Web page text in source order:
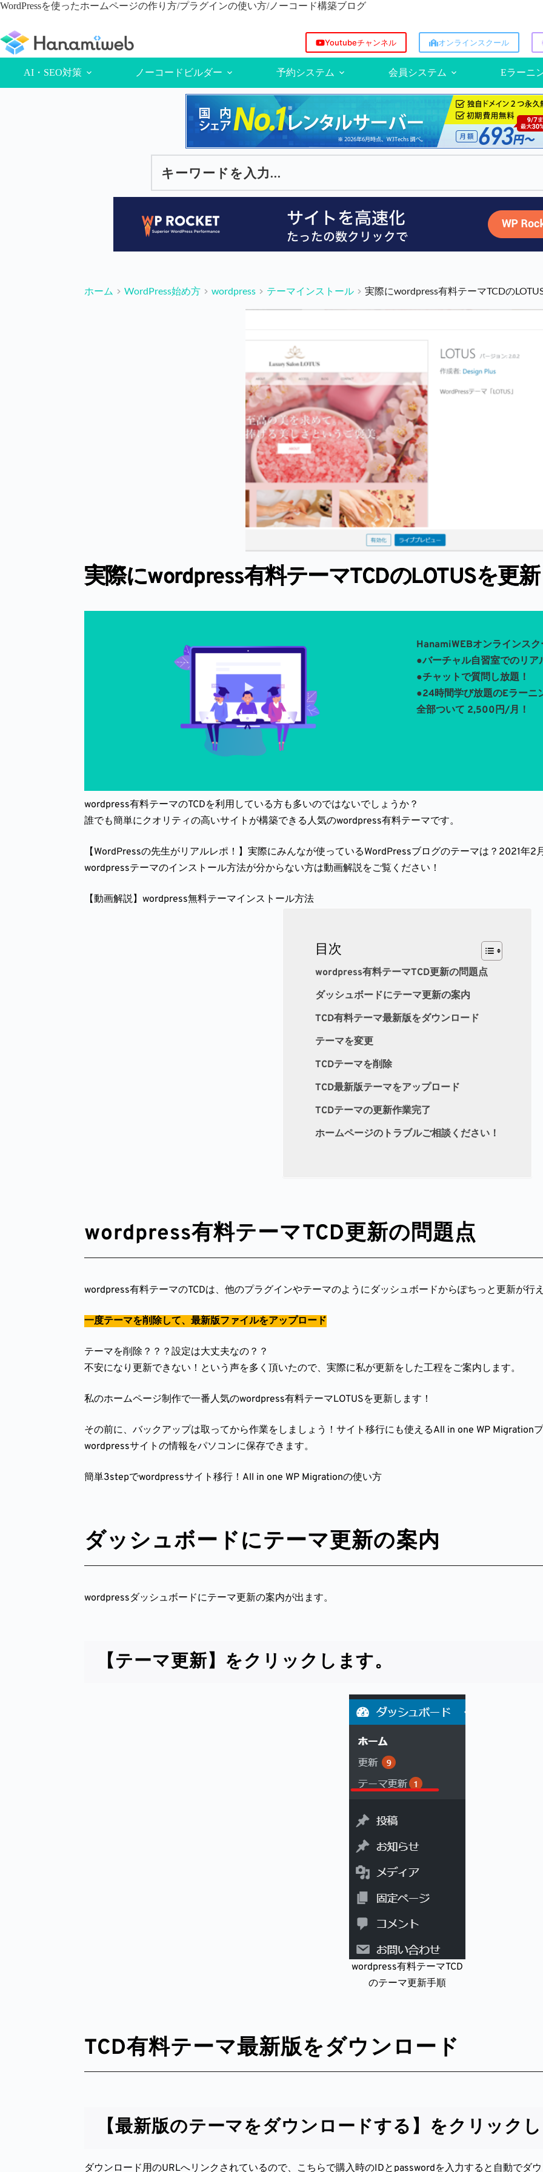
コ
ン
ツ
WordPressを使ったホームページの作り方/プラグインの使い方/ノーコード構築ブログ
Youtubeチャンネル オンラインスクール
AI・SEO対策 ノーコードビルダー 予約システム 会員システム Eラーニ
キーワードを入力...
ホーム WordPress始め方 wordpress テーマインストール 実際にwordpress有料テーマTCDの
実際にwordpress有料テーマTCDのLOTUSを更
HanamiWEBオンラインス
●バーチャル自習室でのリ
●チャットで質問し放題！
●24時間学び放題のEラーニ
全部ついて 2,500円/月！
wordpress有料テーマのTCDを利用している方も多いのではないでしょうか？
誰でも簡単にクオリティの高いサイトが構築できる人気のwordpress有料テーマです。
【WordPressの先生がリアルレポ！】実際にみんなが使っているWordPressブログのテーマは？2021年2
wordpressテーマのインストール方法が分からない方は動画解説をご覧ください！
【動画解説】wordpress無料テーマインストール方法
目次
wordpress有料テーマTCD更新の問題点
ダッシュボードにテーマ更新の案内
TCD有料テーマ最新版をダウンロード
テーマを変更
TCDテーマを削除
TCD最新版テーマをアップロード
TCDテーマの更新作業完了
ホームページのトラブルご相談ください！
wordpress有料テーマTCD更新の問題点
wordpress有料テーマのTCDは、他のプラグインやテーマのようにダッシュボードからぽちっと更新が行
一度テーマを削除して、最新版ファイルをアップロード
テーマを削除？？？設定は大丈夫なの？？
不安になり更新できない！という声を多く頂いたので、実際に私が更新をした工程をご案内します。
私のホームページ制作で一番人気のwordpress有料テーマLOTUSを更新します！
その前に、バックアップは取ってから作業をしましょう！サイト移行にも使えるAll in one WP Migration
wordpressサイトの情報をパソコンに保存できます。
簡単3stepでwordpressサイト移行！All in one WP Migrationの使い方
ダッシュボードにテーマ更新の案内
wordpressダッシュボードにテーマ更新の案内が出ます。
【テーマ更新】をクリックします。
wordpress有料テーマTCD
のテーマ更新手順
TCD有料テーマ最新版をダウンロード
【最新版のテーマをダウンロードする】をクリック
ダウンロード用のURLへリンクされているので、こちらで購入時のIDとpasswordを入力すると自動でダ